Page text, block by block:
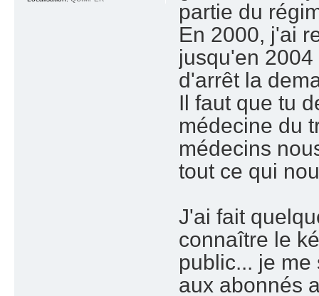
partie du
En 2000, j'ai
jusqu'en
d'arrêt la
Il faut que tu
médecine du
médecins
tout ce qui
J'ai fait
connaître le
public... je
aux abonnés